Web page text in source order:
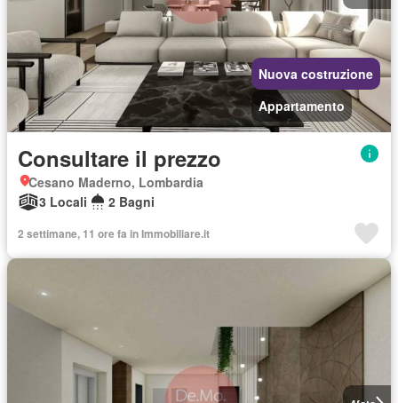
Nuova costruzione
Appartamento
Consultare il prezzo
Cesano Maderno, Lombardia
3 Locali
2 Bagni
2 settimane, 11 ore fa in Immobiliare.it